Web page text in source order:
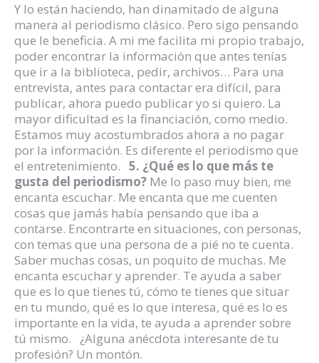
Y lo están haciendo, han dinamitado de alguna
manera al periodismo clásico. Pero sigo pensando
que le beneficia. A mi me facilita mi propio trabajo,
poder encontrar la información que antes tenías
que ir a la biblioteca, pedir, archivos… Para una
entrevista, antes para contactar era difícil, para
publicar, ahora puedo publicar yo si quiero. La
mayor dificultad es la financiación, como medio.
Estamos muy acostumbrados ahora a no pagar
por la información. Es diferente el periodismo que
el entretenimiento. 5. ¿Qué es lo que más te
gusta del periodismo? Me lo paso muy bien, me
encanta escuchar. Me encanta que me cuenten
cosas que jamás había pensando que iba a
contarse. Encontrarte en situaciones, con personas,
con temas que una persona de a pié no te cuenta.
Saber muchas cosas, un poquito de muchas. Me
encanta escuchar y aprender. Te ayuda a saber
que es lo que tienes tú, cómo te tienes que situar
en tu mundo, qué es lo que interesa, qué es lo es
importante en la vida, te ayuda a aprender sobre
tú mismo. ¿Alguna anécdota interesante de tu
profesión? Un montón.